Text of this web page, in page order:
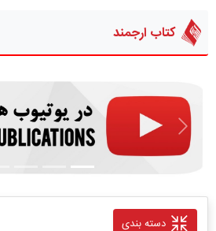
کتاب ارجمند
قبلی
دسته بندی